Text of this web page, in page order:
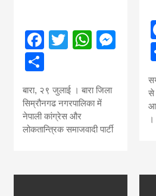
Facebook
Twitter
बारा, २९ जुलाई । बारा जिला
सिम्रौनगढ नगरपालिका में
नेपाली कांग्रेस और
लोकतान्त्रिक समाजवादी पार्टी
से